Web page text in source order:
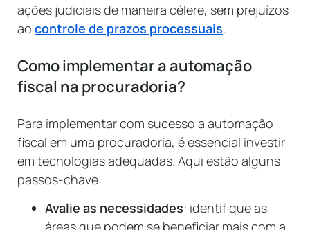
ações judiciais de maneira célere, sem prejuízos
ao controle de prazos processuais.
Como implementar a automação
fiscal na procuradoria?
Para implementar com sucesso a automação
fiscal em uma procuradoria, é essencial investir
em tecnologias adequadas. Aqui estão alguns
passos-chave:
Avalie as necessidades: identifique as
áreas que podem se beneficiar mais com a